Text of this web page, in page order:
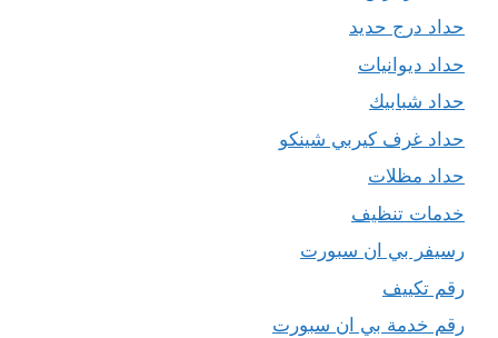
حداد درج حديد
حداد ديوانيات
حداد شبابيك
حداد غرف كيربي شينكو
حداد مظلات
خدمات تنظيف
رسيفر بي ان سبورت
رقم تكييف
رقم خدمة بي ان سبورت